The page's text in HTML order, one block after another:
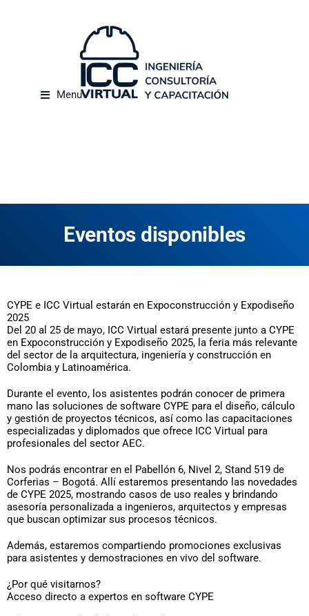
Menu
Eventos disponibles
CYPE e ICC Virtual estarán en Expoconstrucción y Expodiseño
2025
Del 20 al 25 de mayo, ICC Virtual estará presente junto a CYPE
en Expoconstrucción y Expodiseño 2025, la feria más relevante
del sector de la arquitectura, ingeniería y construcción en
Colombia y Latinoamérica.
Durante el evento, los asistentes podrán conocer de primera
mano las soluciones de software CYPE para el diseño, cálculo
y gestión de proyectos técnicos, así como las capacitaciones
especializadas y diplomados que ofrece ICC Virtual para
profesionales del sector AEC.
Nos podrás encontrar en el Pabellón 6, Nivel 2, Stand 519 de
Corferias – Bogotá. Allí estaremos presentando las novedades
de CYPE 2025, mostrando casos de uso reales y brindando
asesoría personalizada a ingenieros, arquitectos y empresas
que buscan optimizar sus procesos técnicos.
Además, estaremos compartiendo promociones exclusivas
para asistentes y demostraciones en vivo del software.
¿Por qué visitarnos?
Acceso directo a expertos en software CYPE